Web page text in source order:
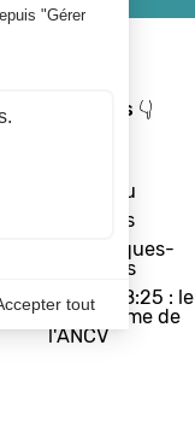
A propos 👇
Le réseau
Les actus
Les Chèques-
Vacances
Départ 18:25 : le
programme de
l'ANCV